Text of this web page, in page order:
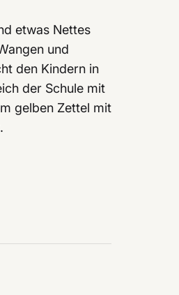
etwas Nettes
und
den Kindern in
der Schule mit
gelben Zettel mit